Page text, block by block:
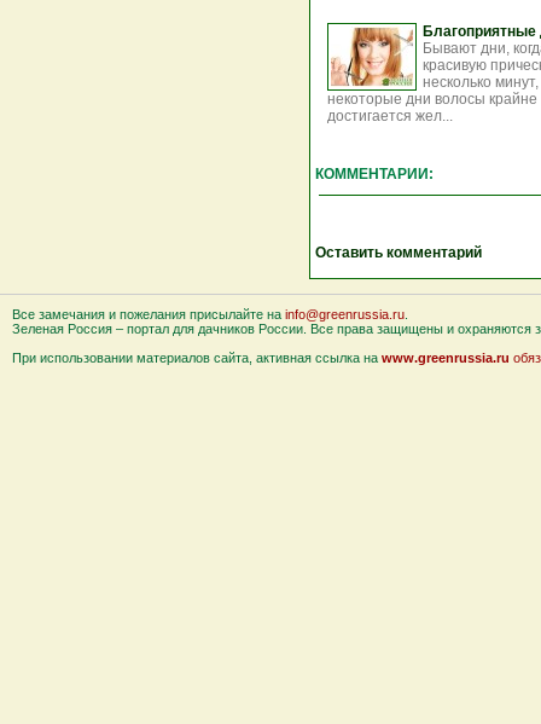
Бывают дни,
красивую
несколько
некоторые дни волосы
достигается жел...
КОММЕНТАРИИ:
Оставить комментарий
Все замечания и пожелания присылайте на info@greenrussia.ru
Зеленая Россия – портал для дачников России. Все права защищены и охраняются
При использовании материалов сайта, активная ссылка на www.greenrussia.ru